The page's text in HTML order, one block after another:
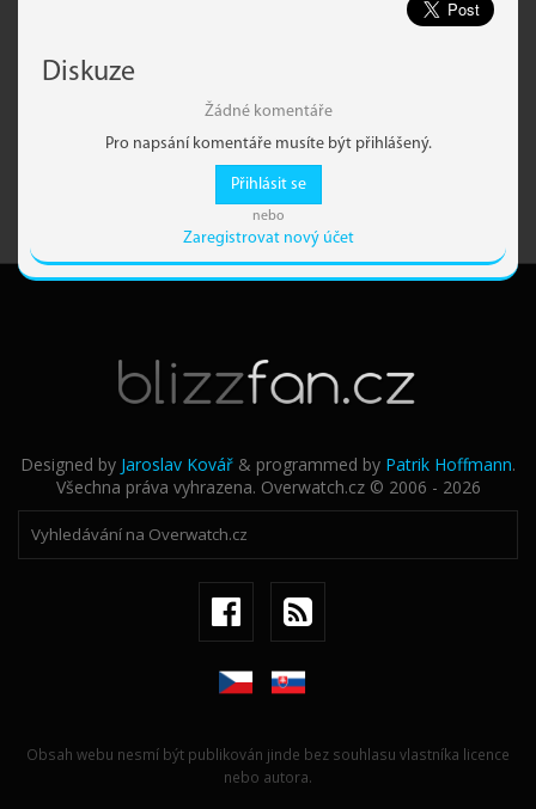
Diskuze
Žádné komentáře
Pro napsání komentáře musíte být přihlášený.
Přihlásit se
nebo
Zaregistrovat nový účet
Designed by Jaroslav Kovář & programmed by Patrik Hoffmann.
Všechna práva vyhrazena. Overwatch.cz © 2006 - 2026
Obsah webu nesmí být publikován jinde bez souhlasu vlastníka licence
nebo autora.